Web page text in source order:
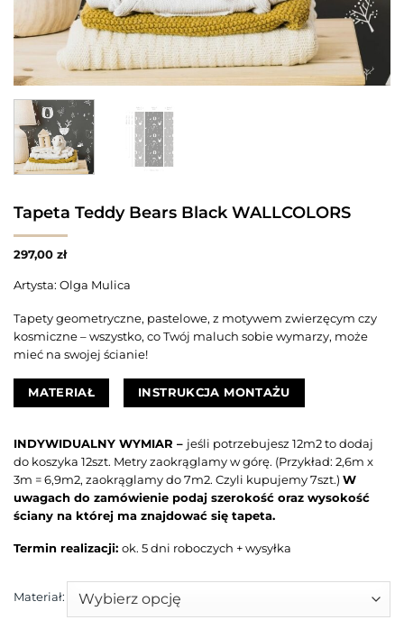
Tapeta Teddy Bears Black WALLCOLORS
297,00 zł
Artysta: Olga Mulica
Tapety geometryczne, pastelowe, z motywem zwierzęcym czy
kosmiczne – wszystko, co Twój maluch sobie wymarzy, może
mieć na swojej ścianie!
MATERIAŁ INSTRUKCJA MONTAŻU
INDYWIDUALNY WYMIAR – jeśli potrzebujesz 12m2 to dodaj
do koszyka 12szt. Metry zaokrąglamy w górę. (Przykład: 2,6m x
3m = 6,9m2, zaokrąglamy do 7m2. Czyli kupujemy 7szt.) W
uwagach do zamówienie podaj szerokość oraz wysokość
ściany na której ma znajdować się tapeta.
Termin realizacji: ok. 5 dni roboczych + wysyłka
Materiał: